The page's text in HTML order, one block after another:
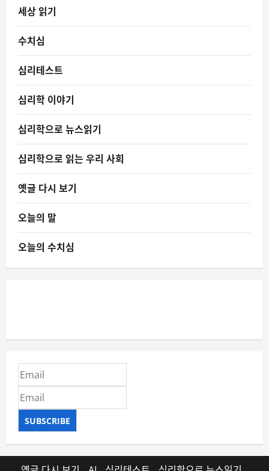
세상 읽기
수치심
심리테스트
심리학 이야기
심리학으로 뉴스읽기
심리학으로 읽는 우리 사회
옛글 다시 보기
오늘의 말
오늘의 수치심
SUBSCRIBE